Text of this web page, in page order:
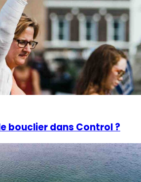
bouclier dans Control ?